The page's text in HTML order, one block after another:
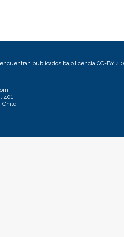
publicados bajo licencia CC-BY 4.0
401.
Chile